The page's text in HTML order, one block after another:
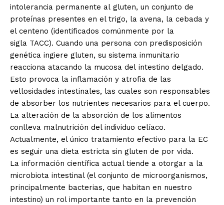
intolerancia permanente al gluten, un conjunto de
proteínas presentes en el trigo, la avena, la cebada y
el centeno (identificados comúnmente por la
sigla TACC). Cuando una persona con predisposición
genética ingiere gluten, su sistema inmunitario
reacciona atacando la mucosa del intestino delgado.
Esto provoca la inflamación y atrofia de las
vellosidades intestinales, las cuales son responsables
de absorber los nutrientes necesarios para el cuerpo.
La alteración de la absorción de los alimentos
conlleva malnutrición del individuo celíaco.
Actualmente, el único tratamiento efectivo para la EC
es seguir una dieta estricta sin gluten de por vida.
La información científica actual tiende a otorgar a la
microbiota intestinal (el conjunto de microorganismos,
principalmente bacterias, que habitan en nuestro
intestino) un rol importante tanto en la prevención